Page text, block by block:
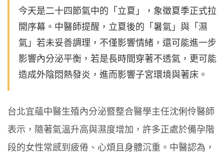
今天是二十四節氣中的「立夏」，象徵夏季正式拉
開序幕。中醫師提醒，立夏後的「暑氣」與「濕
氣」若未妥善調理，不僅影響情緒，還可能進一步
影響內分泌平衡，若是長時間穿著不透氣，更可能
造成外陰悶熱發炎，進而影響子宮環境與著床。
台北宜蘊中醫生殖內分泌暨整合醫學主任沈俐伶醫師
表示，隨著氣溫升高與濕度增加，許多正處於備孕階
段的女性常感到疲倦、心煩且身體沉重。中醫認為，